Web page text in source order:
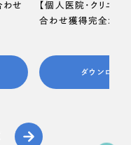
わせ
【個人医院・クリニッ
合わせ獲得完全ガイ
ダウンロード